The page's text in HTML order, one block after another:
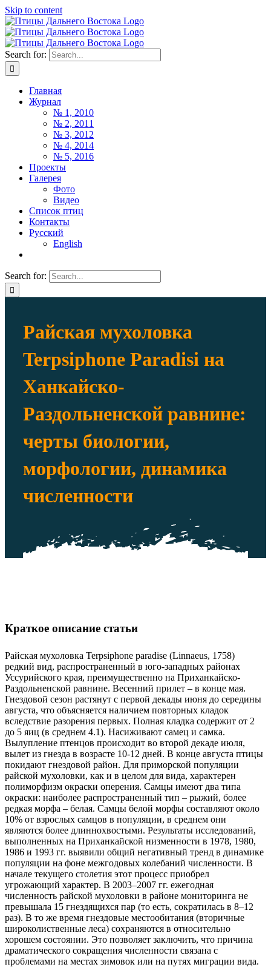
Skip to content
Search for:
Главная
Журнал
№ 1, 2010
№ 2, 2011
№ 3, 2012
№ 4, 2014
№ 5, 2016
Проекты
Галерея
Фото
Видео
Список птиц
Контакты
Русский
English
Search for:
Райская мухоловка
Terpsiphone Paradisi на
Ханкайско-
Раздольненской равнине:
черты биологии,
морфологии, динамика
численности
Краткое описание статьи
Райская мухоловка Terpsiphone paradise (Linnaeus, 1758)
редкий вид, распространенный в юго-западных районах
Уссурийского края, преимущественно на Приханкайско-
Раздольненской равнине. Весенний прилет – в конце мая.
Гнездовой сезон растянут с первой декады июня до середины
августа, что объясняется наличием повторных кладок
вследствие разорения первых. Полная кладка содержит от 2
до 5 яиц (в среднем 4.1). Насиживают самец и самка.
Вылупление птенцов происходит во второй декаде июля,
вылет из гнезда в возрасте 10-12 дней. В конце августа птицы
покидают гнездовой район. Для приморской популяции
райской мухоловки, как и в целом для вида, характерен
полиморфизм окраски оперения. Самцы имеют два типа
окраски: наиболее распространенный тип – рыжий, более
редкая морфа – белая. Самцы белой морфы составляют около
10% от взрослых самцов в популяции, в среднем они
являются более длиннохвостыми. Результаты исследований,
выполненных на Приханкайской низменности в 1978, 1980,
1986 и 1993 гг. выявили общий негативный тренд в динамике
популяции на фоне межгодовых колебаний численности. В
начале текущего столетия этот процесс приобрел
угрожающий характер. В 2003–2007 гг. ежегодная
численность райской мухоловки в районе мониторинга не
превышала 15 гнездящихся пар (то есть, сократилась в 8–12
раз). В то же время гнездовые местообитания (вторичные
широколиственные леса) сохраняются в относительно
хорошем состоянии. Это позволяет заключить, что причина
драматического сокращения численности связана с
проблемами на местах зимовок или на путях миграции вида.